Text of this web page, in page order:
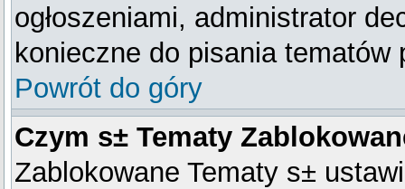
ogłoszeniami, administrator
konieczne do pisania
Powrót do góry
Czym s± Tematy
Zablokowane Tematy s±